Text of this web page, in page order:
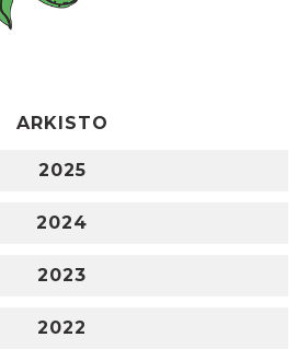
ARKISTO
2025
2024
2023
2022